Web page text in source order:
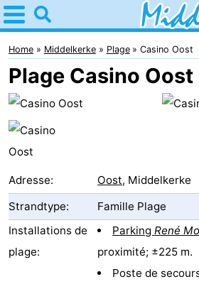
Home
Middelkerke
Astuces
Avec
les
enfants
Passer
la
nuit
Appartements
-
Holiday
Home Middelkerke Plage Casino Oost
Plage Casino Oost
Adresse: Oost, Middelkerke
Strandtype:
Famille Plage
Installations de
plage:
ParkingRené
proximité; ±225 m.
Poste de